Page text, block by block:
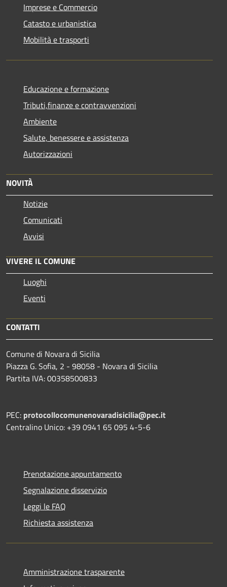
Imprese e Commercio
Catasto e urbanistica
Mobilità e trasporti
Educazione e formazione
Tributi,finanze e contravvenzioni
Ambiente
Salute, benessere e assistenza
Autorizzazioni
NOVITÀ
Notizie
Comunicati
Avvisi
VIVERE IL COMUNE
Luoghi
Eventi
CONTATTI
Comune di Novara di Sicilia
Piazza G. Sofia, 2 - 98058 - Novara di Sicilia
Partita IVA: 00358500833
PEC: protocollocomunenovaradisicilia@pec.it
Centralino Unico: +39 0941 65 095 4-5-6
Prenotazione appuntamento
Segnalazione disservizio
Leggi le FAQ
Richiesta assistenza
Amministrazione trasparente